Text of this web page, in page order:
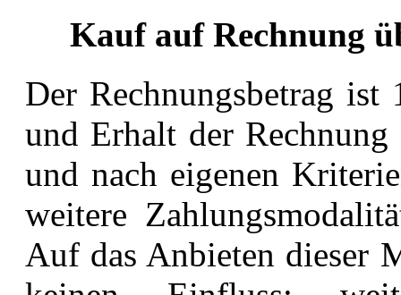
Kauf auf Rechnung
Der Rechnungsbetrag ist
und Erhalt der
und nach eigenen
weitere
Auf das Anbieten dieser